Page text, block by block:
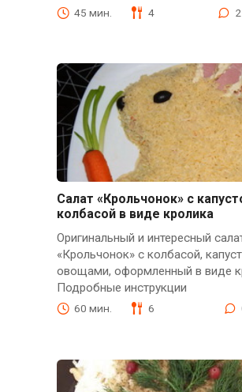
45 мин. 4 2
Салат «Крольчонок» с
колбасой в виде кролика
Оригинальный и интересный
«Крольчонок» с колбасой,
овощами, оформленный в виде
Подробные инструкции
60 мин. 6